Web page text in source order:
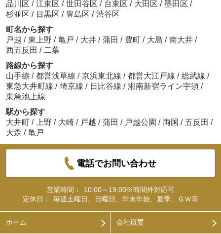
品川区 / 江東区 / 世田谷区 / 台東区 / 大田区 / 墨田区 /
杉並区 / 目黒区 / 豊島区 / 渋谷区
町名から探す
戸越 / 東上野 / 亀戸 / 大井 / 蒲田 / 豊町 / 大島 / 南大井 /
西五反田 / 二葉
路線から探す
山手線 / 都営浅草線 / 京浜東北線 / 都営大江戸線 / 総武線 /
東急大井町線 / 埼京線 / 日比谷線 / 湘南新宿ライン宇須 /
東急池上線
駅から探す
大井町 / 上野 / 大崎 / 戸越 / 蒲田 / 戸越公園 / 両国 / 五反田 /
大森 / 亀戸
電話でお問い合わせ
営業時間：
10:00～19:00※時間外対応可
定休日：
毎週土曜日、日曜日、年末年始、夏季、ＧＷ等
ホーム 会社概要